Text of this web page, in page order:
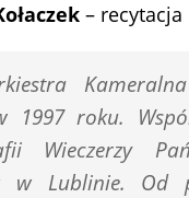
– recytacja
Kameralna
1997 roku.
Wieczerzy
w Lublinie. Od